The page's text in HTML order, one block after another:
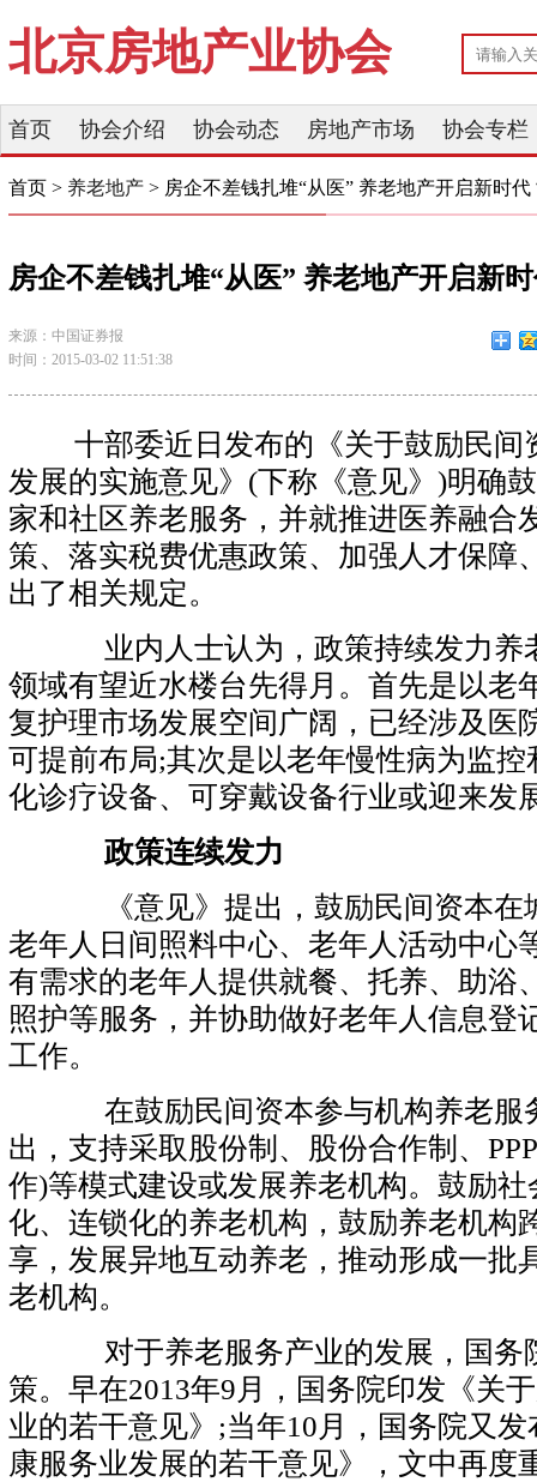
北京房地产业协会
首页 协会介绍 协会动态 房地产市场 协会专栏
首页 > 养老地产 > 房企不差钱扎堆“从医” 养老地产开启新时代
房企不差钱扎堆“从医” 养老地产开启新
来源：中国证券报
时间：2015-03-02 11:51:38
十部委近日发布的《关于鼓励民间
发展的实施意见》(下称《意见》)明确
家和社区养老服务，并就推进医养融合
策、落实税费优惠政策、加强人才保障
出了相关规定。
业内人士认为，政策持续发力养
领域有望近水楼台先得月。首先是以老
复护理市场发展空间广阔，已经涉及医
可提前布局;其次是以老年慢性病为监
化诊疗设备、可穿戴设备行业或迎来发
政策连续发力
《意见》提出，鼓励民间资本在
老年人日间照料中心、老年人活动中心
有需求的老年人提供就餐、托养、助浴
照护等服务，并协助做好老年人信息登
工作。
在鼓励民间资本参与机构养老服
出，支持采取股份制、股份合作制、
作)等模式建设或发展养老机构。鼓励
化、连锁化的养老机构，鼓励养老机构
享，发展异地互动养老，推动形成一批
老机构。
对于养老服务产业的发展，国务
策。早在2013年9月，国务院印发《关
业的若干意见》;当年10月，国务院又
康服务业发展的若干意见》，文中再度